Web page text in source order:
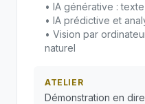
• IA générative :
• IA prédictive et
• Vision par
naturel
ATELIER
Démonstration en